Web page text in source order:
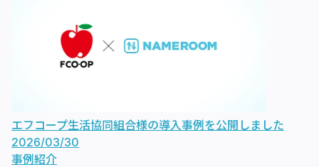
エフコープ生活協同組合様の導入事例を公開しました
2026/03/30
事例紹介